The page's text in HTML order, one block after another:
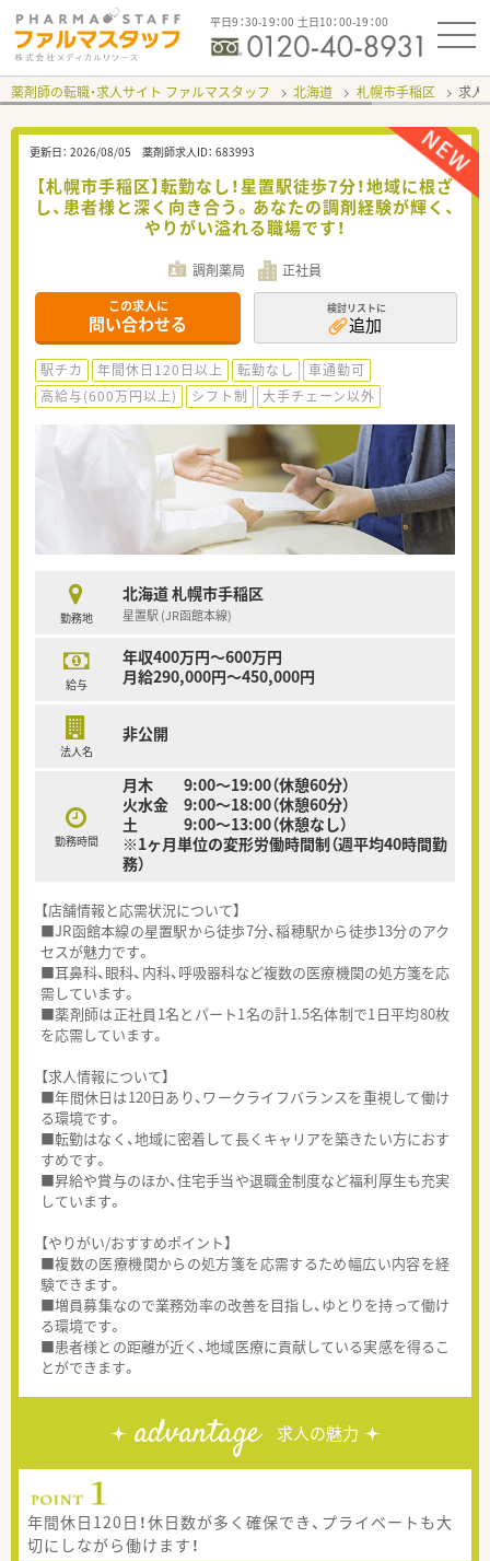
平日9：30-19：00 土日10：00-19：00
薬剤師の転職・求人サイト ファルマスタッフ 北海道 札幌市手稲区 求人
更新日： 2026/08/05 薬剤師求人ID： 683993
【札幌市手稲区】転勤なし！星置駅徒歩7分！地域に根ざ
し、患者様と深く向き合う。あなたの調剤経験が輝く、
やりがい溢れる職場です！
調剤薬局 正社員
この求人に
問い合わせる
検討リストに
追加
駅チカ 年間休日120日以上 転勤なし
車通勤可
高給与(600万円以上)
シフト制 大手チェーン以外
勤務地
北海道 札幌市手稲区
星置駅 (JR函館本線)
給与
年収400万円～600万円
月給290,000円～450,000円
法人名
非公開
勤務時間
月木 9:00～19:00（休憩60分）
火水金 9:00～18:00（休憩60分）
土 9:00～13:00（休憩なし）
※1ヶ月単位の変形労働時間制（週平均40時間勤
務）
【店舗情報と応需状況について】
■JR函館本線の星置駅から徒歩7分、稲穂駅から徒歩13分のアク
セスが魅力です。
■耳鼻科、眼科、内科、呼吸器科など複数の医療機関の処方箋を応
需しています。
■薬剤師は正社員1名とパート1名の計1.5名体制で1日平均80枚
を応需しています。
【求人情報について】
■年間休日は120日あり、ワークライフバランスを重視して働け
る環境です。
■転勤はなく、地域に密着して長くキャリアを築きたい方におす
すめです。
■昇給や賞与のほか、住宅手当や退職金制度など福利厚生も充実
しています。
【やりがい/おすすめポイント】
■複数の医療機関からの処方箋を応需するため幅広い内容を経
験できます。
■増員募集なので業務効率の改善を目指し、ゆとりを持って働け
る環境です。
■患者様との距離が近く、地域医療に貢献している実感を得るこ
とができます。
advantage 求人の魅力
年間休日120日！休日数が多く確保でき、プライベートも大
切にしながら働けます！